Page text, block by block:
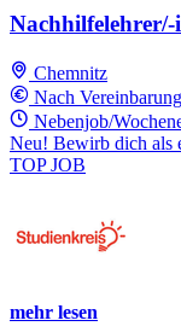
Chemnitz
Nach Vereinbarung
Nebenjob/
Neu! Bewirb dich als
TOP JOB
mehr lesen